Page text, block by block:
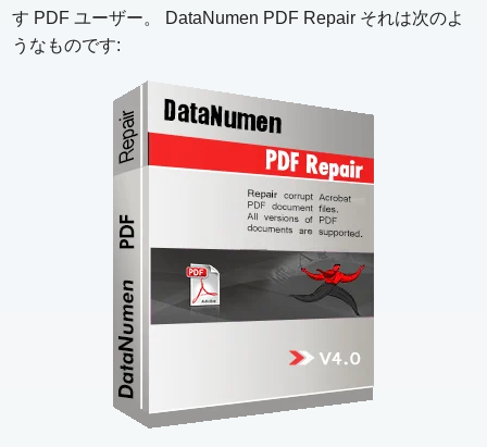
す PDF ユーザー。 DataNumen PDF Repair それは次のよ
うなものです: